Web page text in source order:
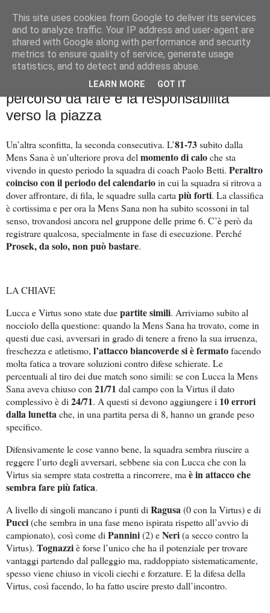
Palla al cerchio
lunedì 11 novembre 2024
Mens Sana, si è fermato l'attacco. Il
percorso da fare e la responsabilità
verso la piazza
Un’altra sconfitta, la seconda consecutiva. L’81-73subito dalla
Mens Sana è un’ulteriore prova del momento di caloche sta
vivendo in questo periodo la squadra di coach Paolo Betti. Peraltro
coinciso con il periodo del calendarioin cui la squadra si ritrova a
dover affrontare, di fila, le squadre sulla carta più forti. La classifica
è cortissima e per ora la Mens Sana non ha subito scossoni in tal
senso, trovandosi ancora nel gruppone delle prime 6. C’è però da
registrare qualcosa, specialmente in fase di esecuzione. Perché
Prosek, da solo, non può bastare.
LA CHIAVE
Lucca e Virtus sono state duepartite simili. Arriviamo subito al
nocciolo della questione: quando la Mens Sana ha trovato, come in
questi due casi, avversari in grado di tenere a freno la sua irruenza,
freschezza e atletismo, l’attacco biancoverde si è fermatofacendo
molta fatica a trovare soluzioni contro difese schierate. Le
percentuali al tiro dei due match sono simili: se con Lucca la Mens
Sana aveva chiuso con21/71 dal campo con la Virtus il dato
complessivo è di24/71. A questi si devono aggiungere i 10 errori
dalla lunettache, in una partita persa di 8, hanno un grande peso
specifico.
Difensivamente le cose vanno bene, la squadra sembra riuscire a
reggere l’urto degli avversari, sebbene sia con Lucca che con la
Virtus sia sempre stata costretta a rincorrere, ma è in attacco che
sembra fare più fatica.
A livello di singoli mancano i punti di Ragusa(0 con la Virtus) e di
Pucci(che sembra in una fase meno ispirata rispetto all’avvio di
campionato), così come di Pannini(2) eNeri(a secco contro la
Virtus). Tognazziè forse l’unico che ha il potenziale per trovare
vantaggi partendo dal palleggio ma, raddoppiato sistematicamente,
spesso viene chiuso in vicoli ciechi e forzature. E la difesa della
Virtus, così facendo, lo ha fatto uscire presto dall’incontro.
This site uses cookies from Google to deliver its services
and to analyze traffic. Your IP address and user-agent are
shared with Google along with performance and security
metrics to ensure quality of service, generate usage
statistics, and to detect and address abuse.
LEARN MORE GOT IT